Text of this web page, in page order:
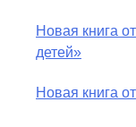
Новая книга
детей»
Новая книга